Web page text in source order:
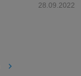
28.09.2022